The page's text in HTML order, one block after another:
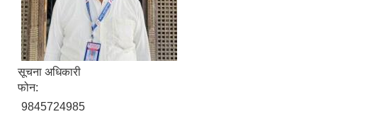
सूचना अधिकारी
फोन:
9845724985